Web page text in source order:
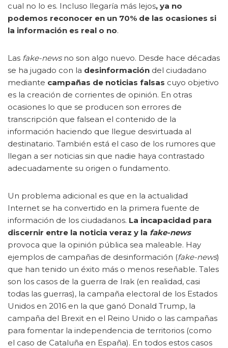
cual no lo es. Incluso llegaría más lejos, ya no
podemos reconocer en un 70% de las ocasiones si
la información es real o no.
Las fake-newsno son algo nuevo. Desde hace décadas
se ha jugado con la desinformación del ciudadano
mediante campañas de noticias falsas cuyo objetivo
es la creación de corrientes de opinión. En otras
ocasiones lo que se producen son errores de
transcripción que falsean el contenido de la
información haciendo que llegue desvirtuada al
destinatario. También está el caso de los rumores que
llegan a ser noticias sin que nadie haya contrastado
adecuadamente su origen o fundamento.
Un problema adicional es que en la actualidad
Internet se ha convertido en la primera fuente de
información de los ciudadanos. La incapacidad para
discernir entre la noticia veraz y la fake-news
provoca que la opinión pública sea maleable. Hay
ejemplos de campañas de desinformación (fake-news)
que han tenido un éxito más o menos reseñable. Tales
son los casos de la guerra de Irak (en realidad, casi
todas las guerras), la campaña electoral de los Estados
Unidos en 2016 en la que ganó Donald Trump, la
campaña del Brexit en el Reino Unido o las campañas
para fomentar la independencia de territorios (como
el caso de Cataluña en España). En todos estos casos